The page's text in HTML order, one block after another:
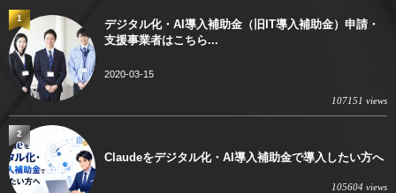
デジタル化・AI導入補助金（旧IT導入補助金）申請・
支援事業者はこちら...
2020-03-15
107151 views
1
Claudeをデジタル化・AI導入補助金で導入したい方へ
105604 views
2